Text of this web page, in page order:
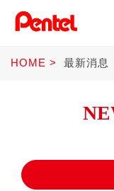
HOME 最新消息